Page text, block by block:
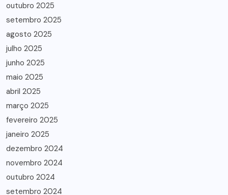
outubro 2025
setembro 2025
agosto 2025
julho 2025
junho 2025
maio 2025
abril 2025
março 2025
fevereiro 2025
janeiro 2025
dezembro 2024
novembro 2024
outubro 2024
setembro 2024